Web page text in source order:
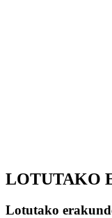
LOTUTAKO
Lotutako